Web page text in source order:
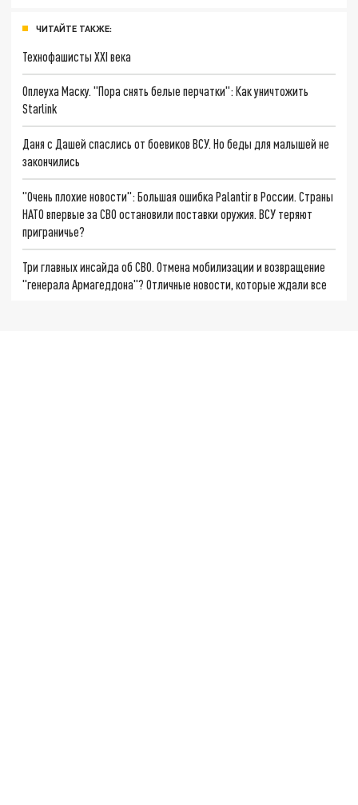
ЧИТАЙТЕ ТАКЖЕ:
Технофашисты XXI века
Оплеуха Маску. "Пора снять белые перчатки": Как уничтожить
Starlink
Даня с Дашей спаслись от боевиков ВСУ. Но беды для малышей не
закончились
"Очень плохие новости": Большая ошибка Palantir в России. Страны
НАТО впервые за СВО остановили поставки оружия. ВСУ теряют
приграничье?
Три главных инсайда об СВО. Отмена мобилизации и возвращение
"генерала Армагеддона"? Отличные новости, которые ждали все